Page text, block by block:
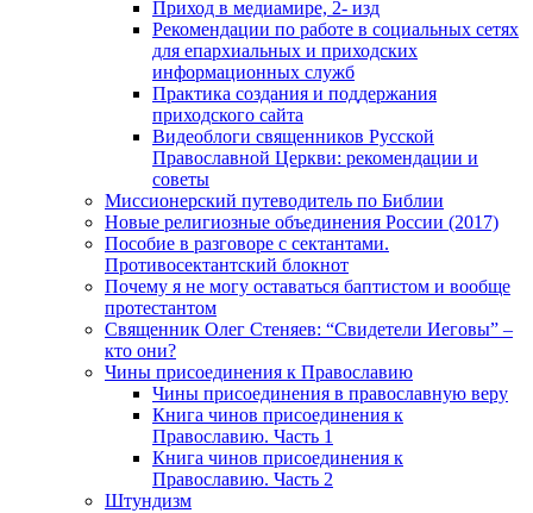
Приход в медиамире, 2- изд
Рекомендации по работе в социальных сетях
для епархиальных и приходских
информационных служб
Практика создания и поддержания
приходского сайта
Видеоблоги священников Русской
Православной Церкви: рекомендации и
советы
Миссионерский путеводитель по Библии
Новые религиозные объединения России (2017)
Пособие в разговоре с сектантами.
Противосектантский блокнот
Почему я не могу оставаться баптистом и вообще
протестантом
Священник Олег Стеняев: “Свидетели Иеговы” –
кто они?
Чины присоединения к Православию
Чины присоединения в православную веру
Книга чинов присоединения к
Православию. Часть 1
Книга чинов присоединения к
Православию. Часть 2
Штундизм